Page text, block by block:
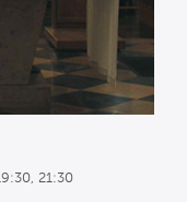
21:30